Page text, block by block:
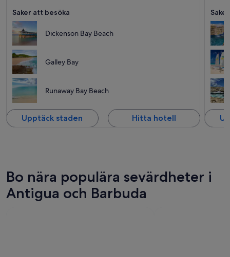
Saker att besöka
Dickenson Bay Beach
Galley Bay
Runaway Bay Beach
Upptäck staden Hitta hotell
Bo nära populära sevärdheter i
Antigua och Barbuda